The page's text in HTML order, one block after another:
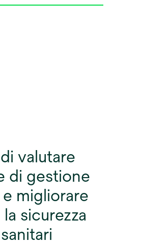
valutare
di gestione
migliorare
sicurezza